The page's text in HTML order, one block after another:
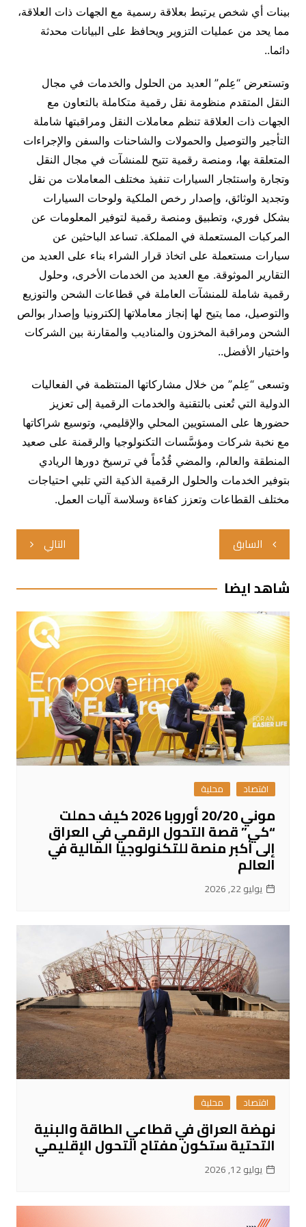
بينات أي شخص يرتبط بعلاقة رسمية مع الجهات ذات العلاقة،
مما يحد من عمليات التزوير ويحافظ على البيانات محدثة
دائما..
وتستعرض “عِلم” العديد من الحلول والخدمات في مجال
النقل المتقدم منظومة نقل رقمية متكاملة بالتعاون مع
الجهات ذات العلاقة تنظم معاملات النقل ومراقبتها شاملة
التأجير والتوصيل والحمولات والشاحنات والسفن والإجراءات
المتعلقة بها، ومنصة رقمية تتيح للمنشآت في مجال النقل
وتجارة واستئجار السيارات تنفيذ مختلف المعاملات من نقل
وتجديد الوثائق، وإصدار رخص الملكية ولوحات السيارات
بشكل فوري، وتطبيق ومنصة رقمية لتوفير المعلومات عن
المركبات المستعملة في المملكة. تساعد الباحثين عن
سيارات مستعملة على اتخاذ قرار الشراء بناء على العديد من
التقارير الموثوقة. مع العديد من الخدمات الأخرى، وحلول
رقمية شاملة للمنشآت العاملة في قطاعات الشحن والتوزيع
والتوصيل، مما يتيح لها إنجاز معاملاتها إلكترونيا وإصدار بوالص
الشحن ومراقبة المخزون والمناديب والمقارنة بين الشركات
واختيار الأفضل..
وتسعى “عِلم” من خلال مشاركاتها المنتظمة في الفعاليات
الدولية التي تُعنى بالتقنية والخدمات الرقمية إلى تعزيز
حضورها على المستويين المحلي والإقليمي، وتوسيع شراكاتها
مع نخبة شركات ومؤسَّسات التكنولوجيا والرقمنة على صعيد
المنطقة والعالم، والمضي قُدُماً في ترسيخ دورها الريادي
بتوفير الخدمات والحلول الرقمية الذكية التي تلبي احتياجات
مختلف القطاعات وتعزز كفاءة وسلاسة آليات العمل.
تصفّح
المقالات
السابق التالي
شاهد ايضا
اقتصاد محلية
موني 20/20 أوروبا 2026 كيف حملت
“كي” قصة التحول الرقمي في العراق
إلى أكبر منصة للتكنولوجيا المالية في
العالم
يوليو 22, 2026
اقتصاد محلية
نهضة العراق في قطاعي الطاقة والبنية
التحتية ستكون مفتاح التحول الإقليمي
يوليو 12, 2026